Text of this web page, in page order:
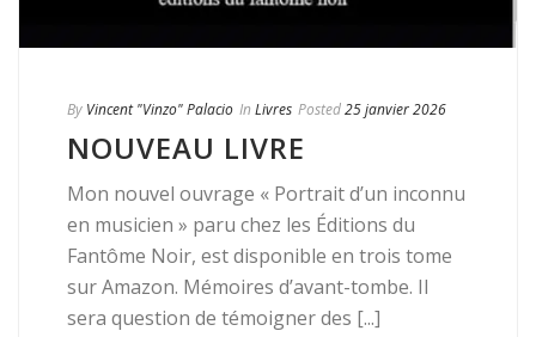
By Vincent "Vinzo" Palacio In Livres Posted25 janvier 2026
NOUVEAU LIVRE
Mon nouvel ouvrage « Portrait d’un inconnu
en musicien » paru chez les Éditions du
Fantôme Noir, est disponible en trois tome
sur Amazon. Mémoires d’avant-tombe. Il
sera question de témoigner des [...]